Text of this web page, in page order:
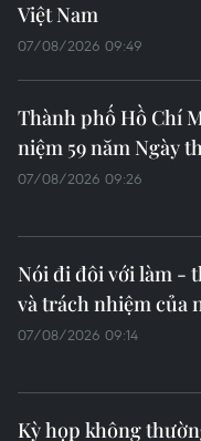
Việt Nam
07/08/2026 09:49
Thành phố Hồ Chí
niệm 59 năm Ngày
07/08/2026 09:26
Nói đi đôi với làm -
và trách nhiệm của
07/08/2026 09:14
Kỳ họp không